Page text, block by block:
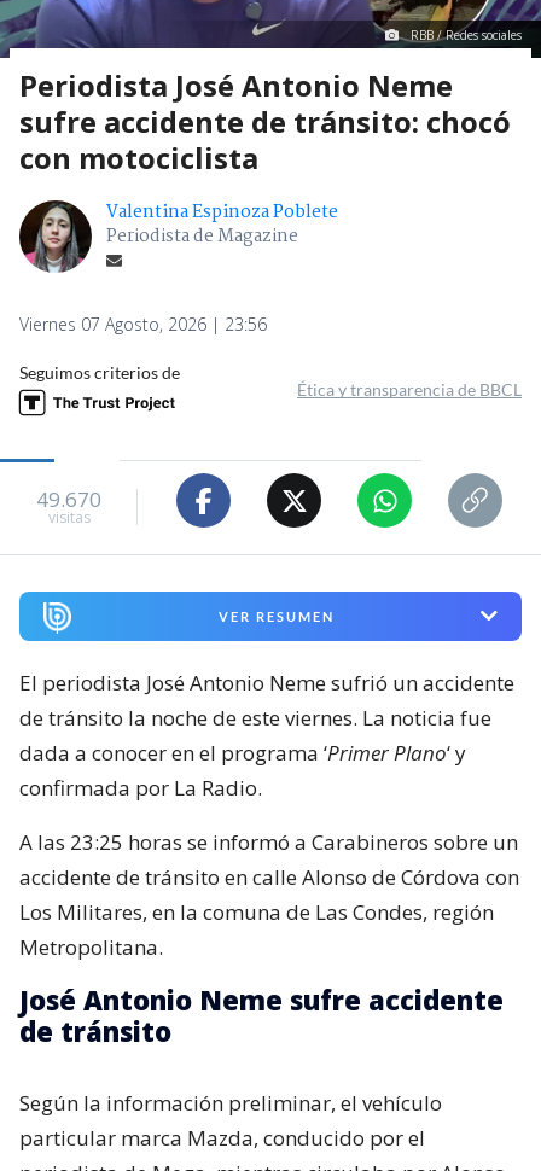
RBB / Redes sociales
Periodista José Antonio Neme
sufre accidente de tránsito: chocó
con motociclista
Valentina Espinoza Poblete
Periodista de Magazine
Viernes 07 Agosto, 2026 | 23:56
Seguimos criterios de
Ética y transparencia de BBCL
49.670
visitas
VER RESUMEN
El periodista José Antonio Neme sufrió un accidente
de tránsito la noche de este viernes. La noticia fue
dada a conocer en el programa ‘Primer Plano‘ y
confirmada por La Radio.
A las 23:25 horas se informó a Carabineros sobre un
accidente de tránsito en calle Alonso de Córdova con
Los Militares, en la comuna de Las Condes, región
Metropolitana.
José Antonio Neme sufre accidente
de tránsito
Según la información preliminar, el vehículo
particular marca Mazda, conducido por el